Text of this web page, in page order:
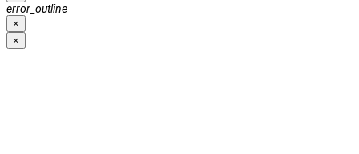
error_outline
×
×